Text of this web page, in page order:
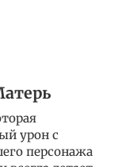
урон с
персонажа